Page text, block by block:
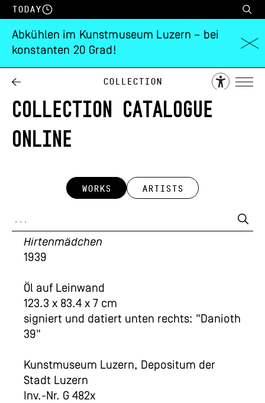
Today
Abkühlen im Kunstmuseum Luzern – bei
konstanten 20 Grad!
Collection
COLLECTION CATALOGUE
ONLINE
WORKS ARTISTS
Hirtenmädchen
1939
Öl auf Leinwand
123.3 x 83.4 x 7 cm
signiert und datiert unten rechts: "Danioth
39"
Kunstmuseum Luzern, Depositum der
Stadt Luzern
Inv.-Nr. G 482x